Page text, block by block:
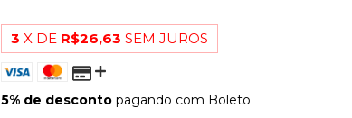
3 X DE R$26,63 SEM JUROS
5% de desconto pagando com Boleto